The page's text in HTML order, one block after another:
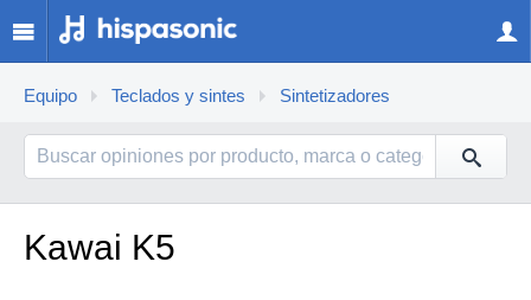
Equipo Teclados y sintes Sintetizadores
Kawai K5